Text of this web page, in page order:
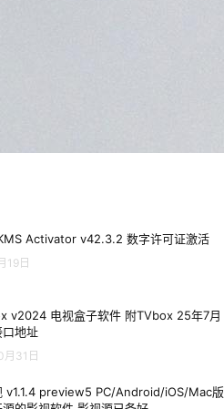
Activator v42.3.2 数字许可证激活
19日
v2024 电视盒子软件 附TVbox 25年7月
地址
月31日
v1.1.4 preview5 PC/Android/iOS/Mac版